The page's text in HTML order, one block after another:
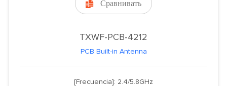
 Сравнивать
TXWF-PCB-4212
PCB Built-in Antenna
[Frecuencia]: 2.4/5.8GHz